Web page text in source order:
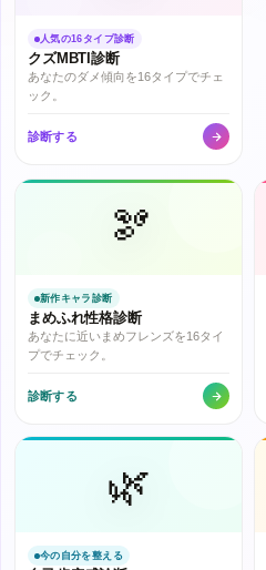
人気の16タイプ診断
クズMBTI診断
あなたのダメ傾向を16タイプでチェ
ック。
診断する
🫘
新作キャラ診断
まめふれ性格診断
あなたに近いまめフレンズを16タイ
プでチェック。
診断する
🌿
今の自分を整える